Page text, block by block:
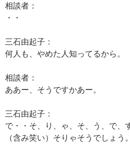
相談者：
・・
三石由起子：
何人も、やめた人知ってるから。
相談者：
ああー、そうですかあー。
三石由起子：
で・・そ、り、ゃ、そ、う、で、
（含み笑い）そりゃそうでしょう。